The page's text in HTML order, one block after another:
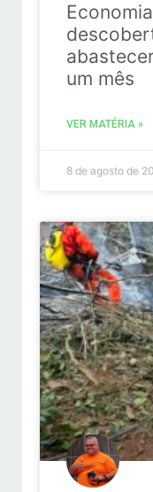
um mês
VER MATÉRIA »
8 de agosto de